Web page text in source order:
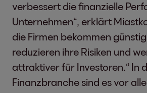
verbessert die finanzielle
Unternehmen“, erklärt
die Firmen bekommen
reduzieren ihre Risiken und
attraktiver für Investoren.“ In
Finanzbranche sind es vor